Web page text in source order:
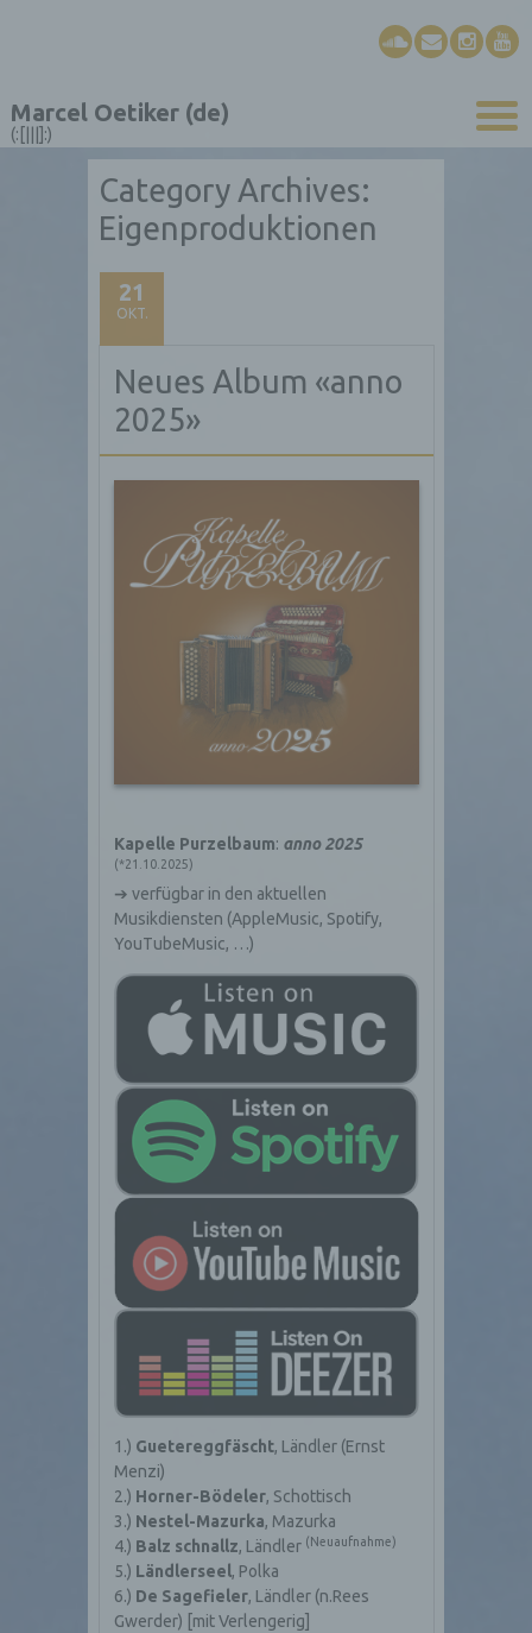
Marcel Oetiker (de)
(:[|||]:)
Category Archives:
Eigenproduktionen
21
OKT.
Neues Album «anno
2025»
Kapelle Purzelbaum: anno 2025
(*21.10.2025)
➔ verfügbar in den aktuellen
Musikdiensten (AppleMusic, Spotify,
YouTubeMusic, …)
1.) Guetereggfäscht, Ländler (Ernst
Menzi)
2.) Horner-Bödeler, Schottisch
3.) Nestel-Mazurka, Mazurka
4.) Balz schnallz, Ländler (Neuaufnahme)
5.) Ländlerseel, Polka
6.) De Sagefieler, Ländler (n.Rees
Gwerder) [mit Verlengerig]